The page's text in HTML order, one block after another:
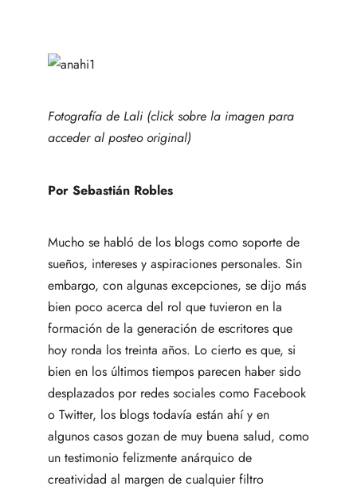
Fotografía de Lali (click sobre la imagen para
acceder al posteo original)
Por Sebastián Robles
Mucho se habló de los blogs como soporte de
sueños, intereses y aspiraciones personales. Sin
embargo, con algunas excepciones, se dijo más
bien poco acerca del rol que tuvieron en la
formación de la generación de escritores que
hoy ronda los treinta años. Lo cierto es que, si
bien en los últimos tiempos parecen haber sido
desplazados por redes sociales como Facebook
o Twitter, los blogs todavía están ahí y en
algunos casos gozan de muy buena salud, como
un testimonio felizmente anárquico de
creatividad al margen de cualquier filtro